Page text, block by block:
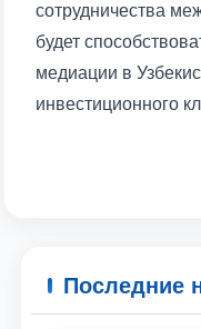
Ваш номер
сотрудничества
будет
медиации в
инвестиционного
Последние